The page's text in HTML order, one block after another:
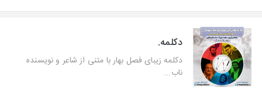
دکلمه.
دكلمه زیبای فصل بهار با متنی از شاعر و نویسنده
ناب...